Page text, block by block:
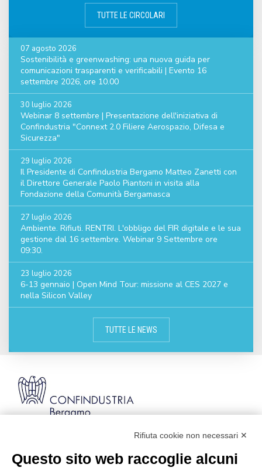
TUTTE LE CIRCOLARI
07 agosto 2026
Sostenibilità e greenwashing: una nuova guida per
comunicazioni trasparenti e verificabili | Evento 16
settembre 2026, ore 10.00
30 luglio 2026
Webinar 8 settembre | Presentazione dell'iniziativa di
Confindustria "Connext 2.0 Filiere Aerospazio, Difesa e
Sicurezza"
29 luglio 2026
Il Presidente di Confindustria Bergamo Matteo Zanetti con
il Direttore Generale Paolo Piantoni in visita alla
Fondazione della Comunità Bergamasca
27 luglio 2026
Ambiente. Rifiuti. RENTRI. L'obbligo del FIR digitale e le sua
gestione dal 16 settembre. Webinar 9 Settembre ore
09:30.
23 luglio 2026
6-13 gennaio | Open Mind Tour: missione al CES 2027 e
nella Silicon Valley
TUTTE LE NEWS
Codice Fiscale: 80021750163 | PEC:
Rifiuta cookie non necessari ✕
Questo sito web raccoglie alcuni